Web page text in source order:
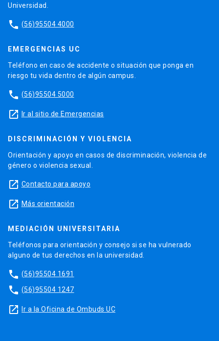
Universidad.
phone (56)95504 4000
EMERGENCIAS UC
Teléfono en caso de accidente o situación que ponga en
riesgo tu vida dentro de algún campus.
phone (56)95504 5000
launch Ir al sitio de Emergencias
DISCRIMINACIÓN Y VIOLENCIA
Orientación y apoyo en casos de discriminación, violencia de
género o violencia sexual.
launch Contacto para apoyo
launch Más orientación
MEDIACIÓN UNIVERSITARIA
Teléfonos para orientación y consejo si se ha vulnerado
alguno de tus derechos en la universidad.
phone (56)95504 1691
phone (56)95504 1247
launch Ir a la Oficina de Ombuds UC